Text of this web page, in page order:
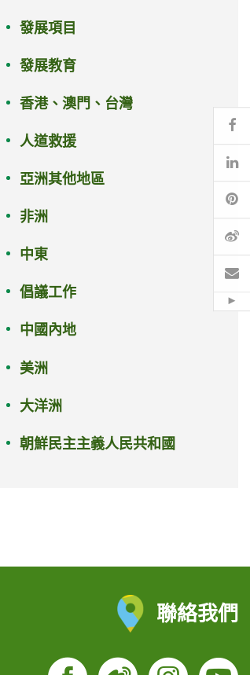
發展項目
發展教育
香港、澳門、台灣
人道救援
亞洲其他地區
非洲
中東
倡議工作
中國內地
美洲
大洋洲
朝鮮民主主義人民共和國
聯絡我們